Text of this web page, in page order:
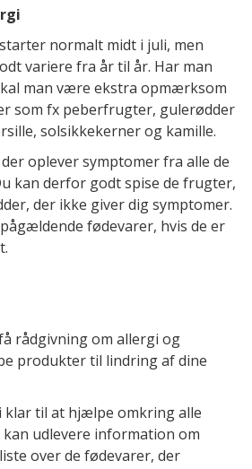
normalt midt i juli, men
variere fra år til år. Har man
man være ekstra opmærksom
som fx peberfrugter, gulerødder
solsikkekerner og kamille.
oplever symptomer fra alle de
kan derfor godt spise de frugter,
der ikke giver dig symptomer.
fødevarer, hvis de er
rådgivning om allergi og
produkter til lindring af dine
klar til at hjælpe omkring alle
udlevere information om
over de fødevarer, der